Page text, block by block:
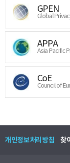
GPEN
Global
APPA
Asia Pacific
CoE
Council of
개인정보처리방침 찾